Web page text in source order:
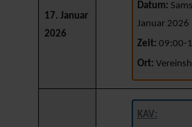
17. Januar
2026
Datum:
Januar 2026
Zeit: 09:00-
Ort:
KAV: